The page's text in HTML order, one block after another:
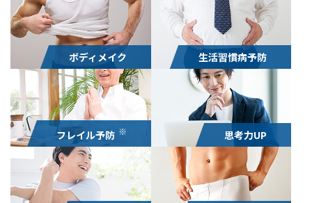
ボディメイク 生活習慣病予防
フレイル予防 ※ 思考力UP